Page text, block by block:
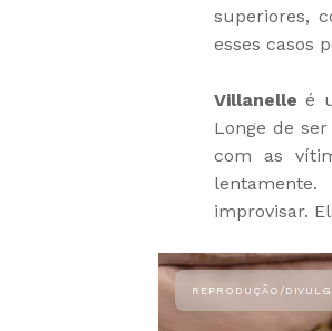
superiores,
esses casos
Villanelle é
Longe de
com as
improvisar.